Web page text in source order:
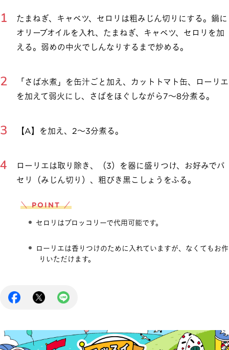
たまねぎ、キャベツ、セロリは粗みじん切りにする。鍋に
オリーブオイルを入れ、たまねぎ、キャベツ、セロリを加
える。弱めの中火でしんなりするまで炒める。
「さば水煮」を缶汁ごと加え、カットトマト缶、ローリエ
を加えて弱火にし、さばをほぐしながら7～8分煮る。
【A】を加え、2～3分煮る。
ローリエは取り除き、（3）を器に盛りつけ、お好みでパ
セリ（みじん切り）、粗びき黒こしょうをふる。
＼ POINT ／
セロリはブロッコリーで代用可能です。
ローリエは香りつけのために入れていますが、なくてもお作
りいただけます。